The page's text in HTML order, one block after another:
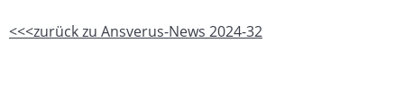
<<<zurück zu Ansverus-News 2024-32